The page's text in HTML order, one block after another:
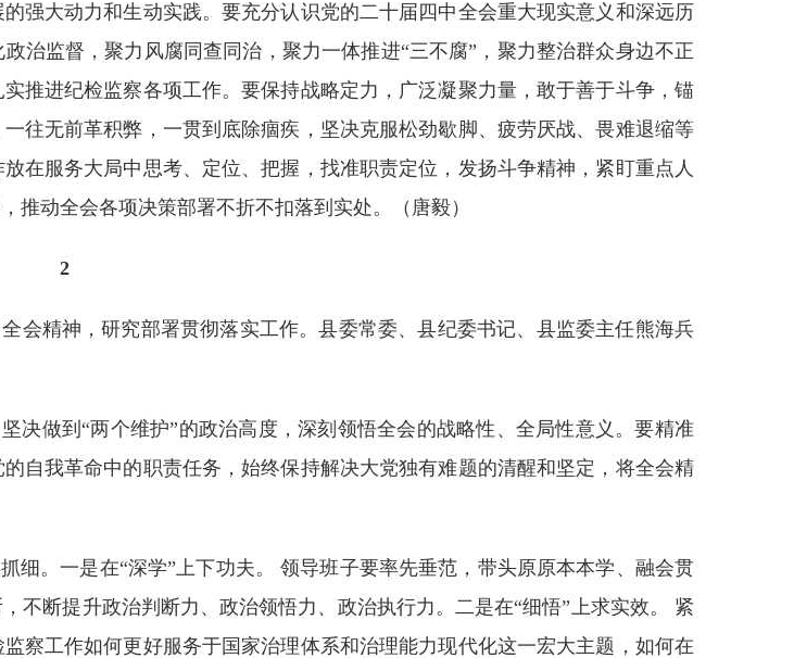
强大动力和生动实践。要充分认识党的二十届四中全会重大现实意义和深远历
治监督，聚力风腐同查同治，聚力一体推进“三不腐”，聚力整治群众身边不正
推进纪检监察各项工作。要保持战略定力，广泛凝聚力量，敢于善于斗争，锚
往无前革积弊，一贯到底除痼疾，坚决克服松劲歇脚、疲劳厌战、畏难退缩等
在服务大局中思考、定位、把握，找准职责定位，发扬斗争精神，紧盯重点人
推动全会各项决策部署不折不扣落到实处。（唐毅）
2
会精神，研究部署贯彻落实工作。县委常委、县纪委书记、县监委主任熊海兵
决做到“两个维护”的政治高度，深刻领悟全会的战略性、全局性意义。要精准
自我革命中的职责任务，始终保持解决大党独有难题的清醒和坚定，将全会精
细。一是在“深学”上下功夫。 领导班子要率先垂范，带头原原本本学、融会贯
不断提升政治判断力、政治领悟力、政治执行力。二是在“细悟”上求实效。 紧
察工作如何更好服务于国家治理体系和治理能力现代化这一宏大主题，如何在